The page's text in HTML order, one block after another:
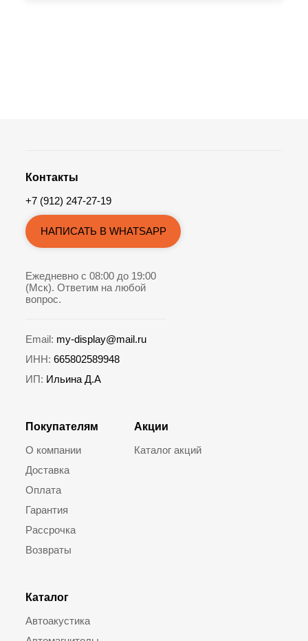
Покупателям
О компании
Доставка
Оплата
Гарантия
Рассрочка
Возвраты
Каталог
Автоакустика
Акции
Каталог акций
Контакты
+7 (912) 247-27-19
НАПИСАТЬ В WHATSAPP
Ежедневно с 08:00 до 19:00
(Мск). Ответим на любой
вопрос.
Email: my-display@mail.ru
ИНН: 665802589948
ИП: Ильина Д.А